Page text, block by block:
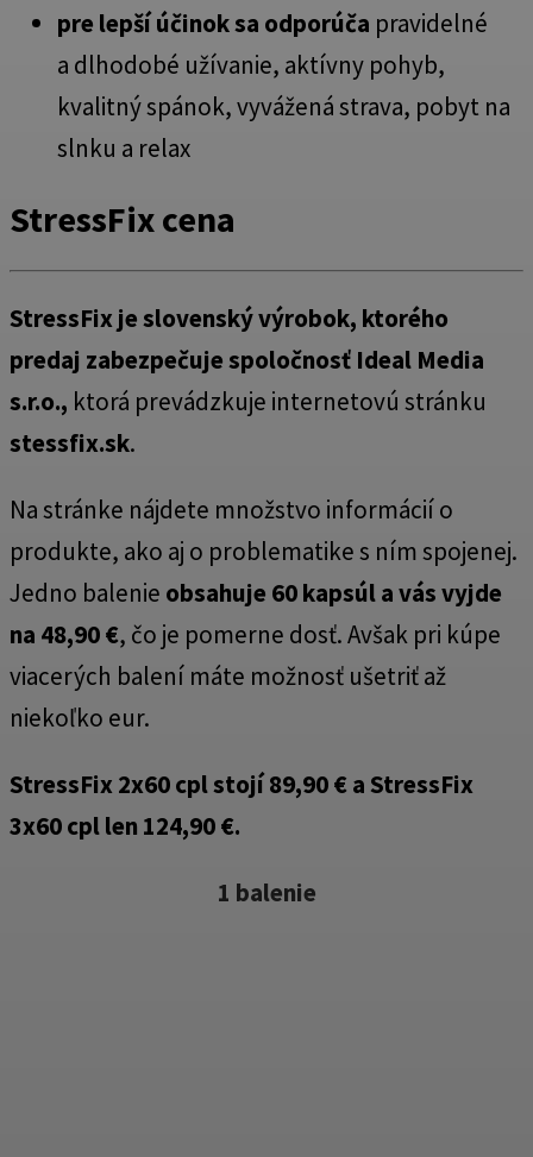
pre lepší účinoksa odporúča pravidelné
a dlhodobé užívanie, aktívny pohyb,
kvalitný spánok, vyvážená strava, pobyt na
slnku a relax
StressFix cena
StressFix je slovenský výrobok, ktorého
predaj zabezpečuje spoločnosť Ideal Media
s.r.o., ktorá prevádzkuje internetovú stránku
stessfix.sk.
Na stránke nájdete množstvo informácií o
produkte, ako aj o problematike s ním spojenej.
Jedno balenie obsahuje 60 kapsúl a vás vyjde
na 48,90 €, čo je pomerne dosť. Avšak pri kúpe
viacerých balení máte možnosť ušetriť až
niekoľko eur.
StressFix 2x60 cpl stojí 89,90 € a StressFix
3x60 cpl len 124,90 €.
1 balenie